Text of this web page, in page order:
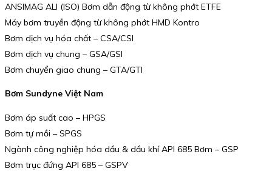
ANSIMAG ALI (ISO) Bơm dẫn động từ không phớt ETFE
Máy bơm truyền động từ không phớt HMD Kontro
Bơm dịch vụ hóa chất – CSA/CSI
Bơm dịch vụ chung – GSA/GSI
Bơm chuyển giao chung – GTA/GTI
Bơm Sundyne Việt Nam
Bơm áp suất cao – HPGS
Bơm tự mồi – SPGS
Ngành công nghiệp hóa dầu & dầu khí API 685 Bơm – GSP
Bơm trục đứng API 685 – GSPV